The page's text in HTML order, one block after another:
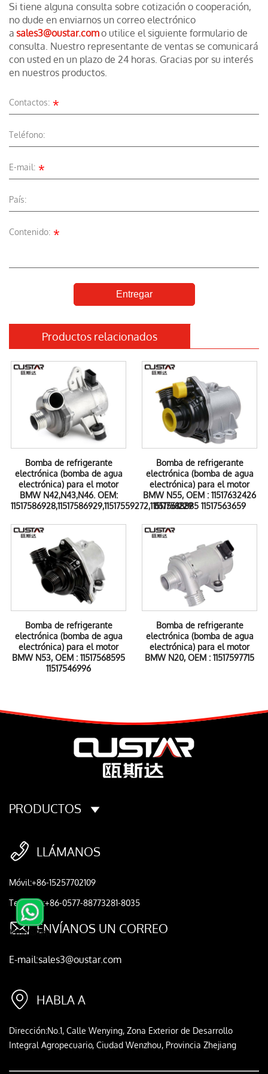
Si tiene alguna consulta sobre cotización o cooperación,
no dude en enviarnos un correo electrónico
a sales3@oustar.como utilice el siguiente formulario de
consulta. Nuestro representante de ventas se comunicará
con usted en un plazo de 24 horas. Gracias por su interés
en nuestros productos.
Contactos: *
Teléfono:
E-mail: *
País:
Contenido: *
Entregar
Productos relacionados
Bomba de refrigerante
electrónica (bomba de agua
electrónica) para el motor
BMW N42,N43,N46. OEM:
11517586928,11517586929,11517559272,11517561229
Bomba de refrigerante
electrónica (bomba de agua
electrónica) para el motor
BMW N55, OEM : 11517632426
11517588885 11517563659
Bomba de refrigerante
electrónica (bomba de agua
electrónica) para el motor
BMW N53, OEM : 11517568595
11517546996
Bomba de refrigerante
electrónica (bomba de agua
electrónica) para el motor
BMW N20, OEM : 11517597715
PRODUCTOS
 LLÁMANOS
Móvil:+86-15257702109
Teléfono:+86-0577-88773281-8035
 ENVÍANOS UN CORREO
E-mail:sales3@oustar.com
 HABLA A
Dirección:No.1, Calle Wenying, Zona Exterior de Desarrollo
Integral Agropecuario, Ciudad Wenzhou, Provincia Zhejiang